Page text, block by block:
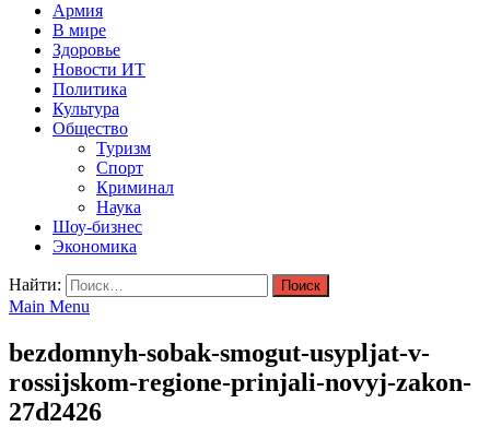
Армия
В мире
Здоровье
Новости ИТ
Политика
Культура
Общество
Туризм
Спорт
Криминал
Наука
Шоу-бизнес
Экономика
Найти:
Main Menu
bezdomnyh-sobak-smogut-usypljat-v-
rossijskom-regione-prinjali-novyj-zakon-
27d2426